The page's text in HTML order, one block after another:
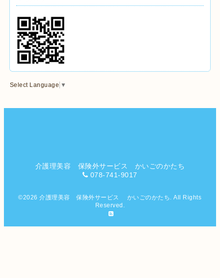
Select Language ▼
介護理美容 保険外サービス かいごのかたち
078-741-9017
©2026介護理美容 保険外サービス かいごのかたち . All Rights
Reserved.